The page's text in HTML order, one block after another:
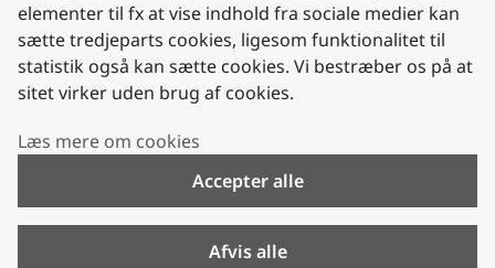
Persondatabeskyttelse
Nyttige links
Plan- og Landdistriktsstyrelsen
Folkekirken.dk
elementer til fx at vise indhold fra sociale medier kan
sætte tredjeparts cookies, ligesom funktionalitet til
statistik også kan sætte cookies. Vi bestræber os på at
sitet virker uden brug af cookies.
Læs mere om cookies
Accepter alle
Afvis alle